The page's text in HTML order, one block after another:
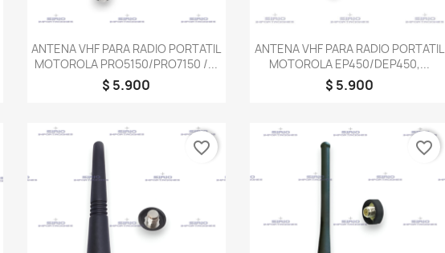
Vista rápida
ANTENA VHF PARA RADIO PORTATIL
MOTOROLA PRO5150/PRO7150 /...
$ 5.900
Vista rápida
ANTENA VHF PARA RADIO PORTATIL
MOTOROLA EP450/DEP450,...
$ 5.900
favorite_border favorite_border